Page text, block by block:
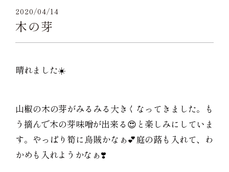
2020/04/14
木の芽
晴れました☀️
山椒の木の芽がみるみる大きくなってきました。も
う摘んで木の芽味噌が出来る😍と楽しみにしていま
す。やっぱり筍に烏賊かなぁ💕庭の蕗も入れて、わ
かめも入れようかなぁ❣️